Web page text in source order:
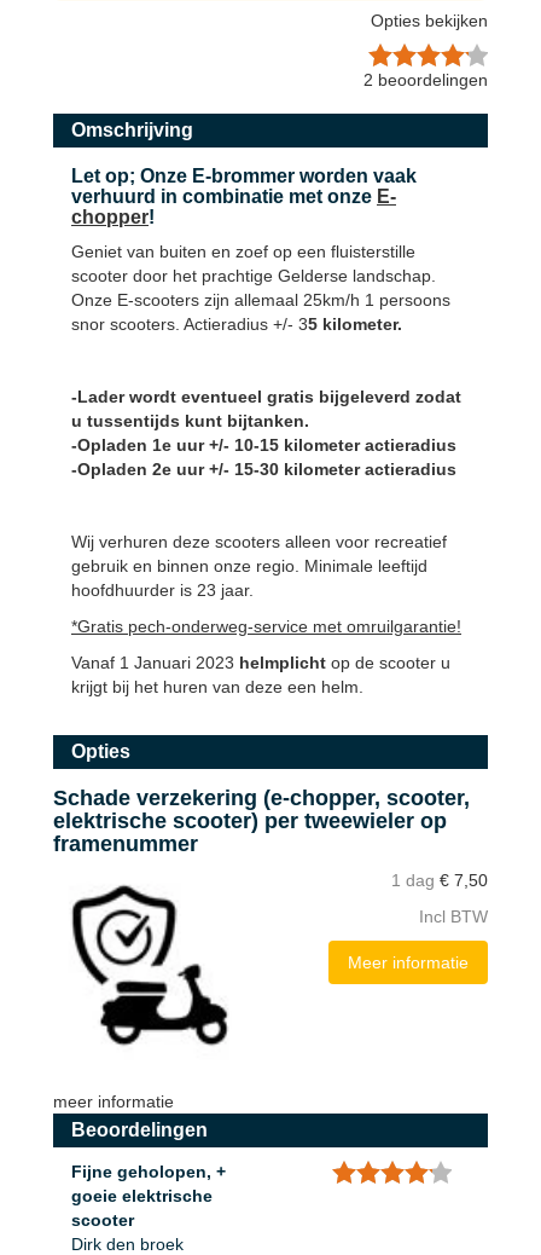
Opties bekijken
2 beoordelingen
Omschrijving
Let op; Onze E-brommer worden vaak
verhuurd in combinatie met onze E-
chopper!
Geniet van buiten en zoef op een fluisterstille
scooter door het prachtige Gelderse landschap.
Onze E-scooters zijn allemaal 25km/h 1 persoons
snor scooters. Actieradius +/- 35 kilometer.
-Lader wordt eventueel gratis bijgeleverd zodat
u tussentijds kunt bijtanken.
-Opladen 1e uur +/- 10-15 kilometer actieradius
-Opladen 2e uur +/- 15-30 kilometer actieradius
Wij verhuren deze scooters alleen voor recreatief
gebruik en binnen onze regio. Minimale leeftijd
hoofdhuurder is 23 jaar.
*Gratis pech-onderweg-service met omruilgarantie!
Vanaf 1 Januari 2023 helmplicht op de scooter u
krijgt bij het huren van deze een helm.
Opties
Schade verzekering (e-chopper, scooter,
elektrische scooter) per tweewieler op
framenummer
1 dag € 7,50
Incl BTW
Meer informatie
meer informatie
Beoordelingen
Fijne geholopen, +
goeie elektrische
scooter
Dirk den broek